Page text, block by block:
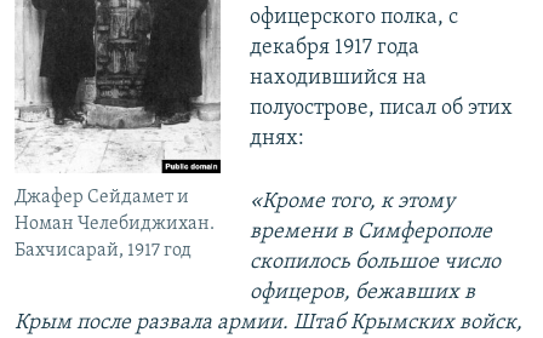
Джафер Сейдамет и
Номан Челебиджихан.
Бахчисарай, 1917 год
офицерского полка, с
декабря 1917 года
находившийся на
полуострове, писал об этих
днях:
«Кроме того, к этому
времени в Симферополе
скопилось большое число
офицеров, бежавших в
Крым после развала армии. Штаб Крымских войск,